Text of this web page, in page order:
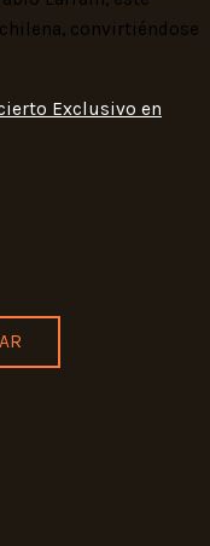
convirtiéndose
Exclusivo en